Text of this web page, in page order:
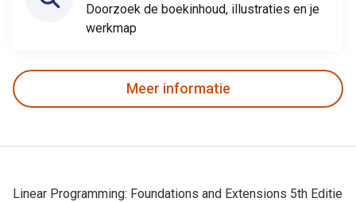
Doorzoek de boekinhoud, illustraties en je
werkmap
Meer informatie
Linear Programming: Foundations and Extensions 5th Editie